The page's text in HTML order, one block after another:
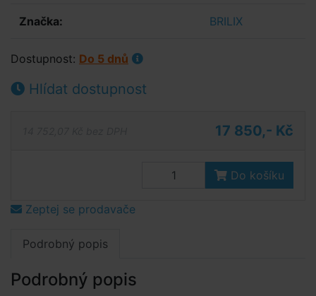
Značka: BRILIX
Dostupnost: Do 5 dnů
Hlídat dostupnost
17 850,- Kč
Do košíku
Zeptej se prodavače
Podrobný popis
Podrobný popis